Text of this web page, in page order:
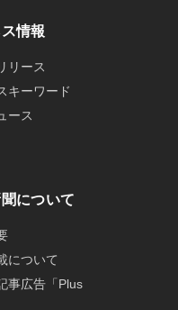
情報
リース
キーワード
ース
について
について
事広告「Plus